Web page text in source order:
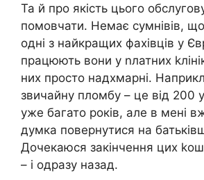
Та й про якість цього
помовчати. Немає сумнівів,
одні з найкращих фахівців у
працюють вони у nлатних
них просто надхмарні.
звичайну пломбу – це від 200
уже багато років, але в мені
думка повернутися на
Дочекаюся закінчення цих
– і одразу назад.